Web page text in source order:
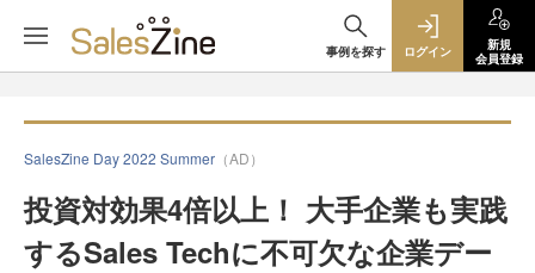
事例を探す ログイン
新規
会員登録
SalesZine Day 2022 Summer （AD）
投資対効果4倍以上！ 大手企業も実践
するSales Techに不可欠な企業デー